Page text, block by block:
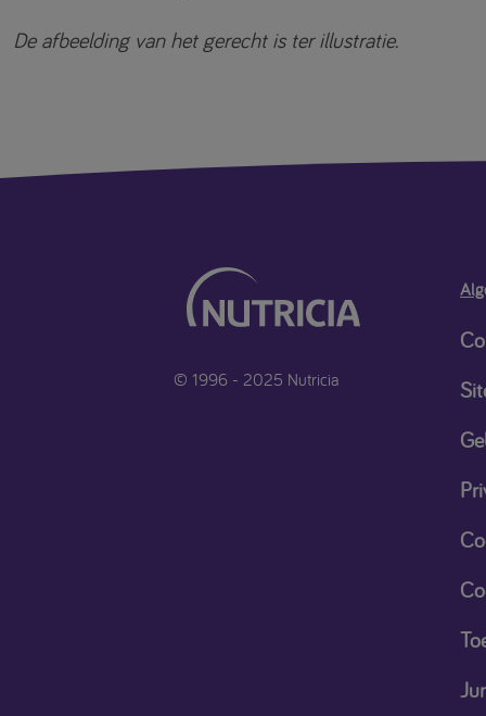
De afbeelding van het gerecht is ter illustratie.
© 1996 - 2025 Nutricia